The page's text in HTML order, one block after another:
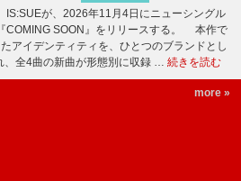
IS:SUEが、2026年11月4日にニューシングル
『COMING SOON』をリリースする。 本作で
アイデンティティを、ひとつのブランドとし
、全4曲の新曲が形態別に収録 … 続きを読む
more »